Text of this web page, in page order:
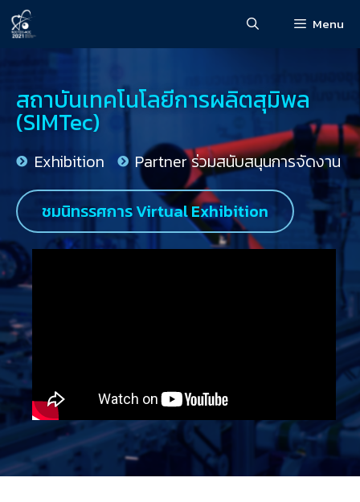
Menu
สถาบันเทคโนโลยีการผลิตสุมิพล
(SIMTec)
Exhibition Partner ร่วมสนับสนุนการจัดงาน
ชมนิทรรศการ Virtual Exhibition